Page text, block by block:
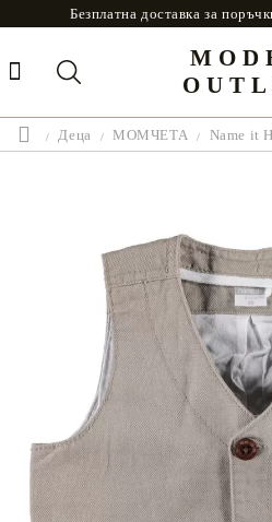
Безплатна доставка за
Деца МОМЧЕТА Name it